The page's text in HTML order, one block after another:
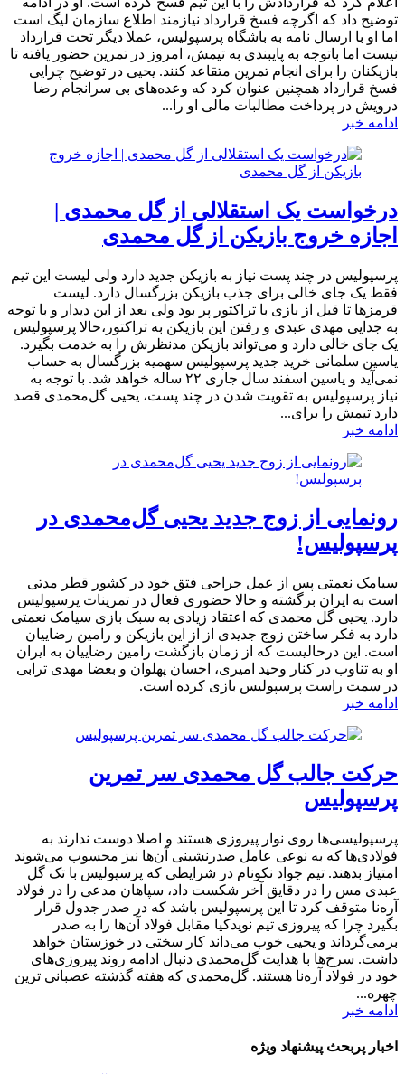
توضیح داد که اگرچه فسخ قرارداد نیازمند اطلاع سازمان لیگ است
اما او با ارسال نامه به باشگاه پرسپولیس، عملا دیگر تحت قرارداد
نیست اما باتوجه به پایبندی به تیمش، امروز در تمرین حضور یافته تا
بازیکنان را برای انجام تمرین متقاعد کنند. یحیی در توضیح چرایی
فسخ قرارداد همچنین عنوان کرد که وعده‌های بی سرانجام رضا
درویش در پرداخت مطالبات مالی او را...
ادامه خبر
درخواست یک استقلالی از گل محمدی |
اجازه خروج بازیکن از گل محمدی
پرسپولیس در چند پست نیاز به بازیکن جدید دارد ولی لیست این تیم
فقط یک جای خالی برای جذب بازیکن بزرگسال دارد. لیست
قرمزها تا قبل از بازی با تراکتور پر بود ولی بعد از این دیدار و با توجه
به جدایی مهدی عبدی و رفتن این بازیکن به تراکتور،حالا پرسپولیس
یک جای خالی دارد و می‌تواند بازیکن مدنظرش را به خدمت بگیرد.
یاسین سلمانی خرید جدید پرسپولیس سهمیه بزرگسال به حساب
نمی‌آید و یاسین اسفند سال جاری ۲۲ ساله خواهد شد. با توجه به
نیاز پرسپولیس به تقویت شدن در چند پست، یحیی گل‌محمدی قصد
دارد تیمش را برای...
ادامه خبر
رونمایی از زوج جدید یحیی گل‌محمدی در
پرسپولیس!
سیامک نعمتی پس از عمل جراحی فتق خود در کشور قطر مدتی
است به ایران برگشته و حالا حضوری فعال در تمرینات پرسپولیس
دارد. یحیی گل محمدی که اعتقاد زیادی به سبک بازی سیامک نعمتی
دارد به فکر ساختن زوج جدیدی از از این بازیکن و رامین رضاییان
است. این درحالیست که از زمان بازگشت رامین رضاییان به ایران
او به تناوب در کنار وحید امیری، احسان پهلوان و بعضا مهدی ترابی
در سمت راست پرسپولیس بازی کرده است.
ادامه خبر
حرکت جالب گل محمدی سر تمرین
پرسپولیس
پرسپولیسی‌ها روی نوار پیروزی هستند و اصلا دوست ندارند به
فولادی‌ها که به نوعی عامل صدرنشینی آن‌ها نیز محسوب می‌شوند
امتیاز بدهند. تیم جواد نکونام در شرایطی که پرسپولیس با تک گل
عبدی مس را در دقایق آخر شکست داد، سپاهان مدعی را در فولاد
آره‌نا متوقف کرد تا این پرسپولیس باشد که در صدر جدول قرار
بگیرد چرا که پیروزی تیم نویدکیا مقابل فولاد آن‌ها را به صدر
برمی‌گرداند و یحیی خوب می‌داند کار سختی در خوزستان خواهد
داشت. سرخ‌ها با هدایت گل‌محمدی دنبال ادامه روند پیروزی‌های
خود در فولاد آره‌نا هستند. گل‌محمدی که هفته گذشته عصبانی ترین
چهره...
ادامه خبر
اخبار پربحث پیشنهاد ویژه